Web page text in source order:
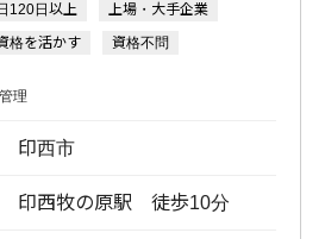
120日以上
上場・大手企業
格を活かす 資格不問
理
印西市
印西牧の原駅 徒歩10分